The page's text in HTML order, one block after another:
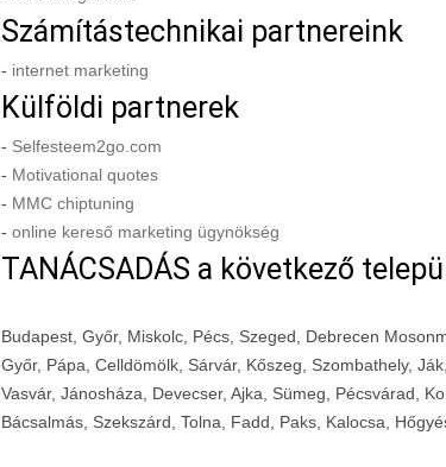
Számítástechnikai partnereink
- internet marketing
Külföldi partnerek
- Selfesteem2go.com
- Motivational quotes
- MMC chiptuning
- online kereső marketing ügynökség
TANÁCSADÁS a következő
Budapest, Győr, Miskolc, Pécs, Szeged, Debrecen
Győr, Pápa, Celldömölk, Sárvár, Kőszeg, Szombathely,
Vasvár, Jánosháza, Devecser, Ajka, Sümeg, Pécsvárad,
Bácsalmás, Szekszárd, Tolna, Fadd, Paks, Kalocsa,